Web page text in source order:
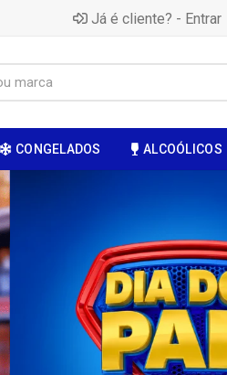
Já é cliente? - Entrar
CONGELADOS ALCOÓLICOS